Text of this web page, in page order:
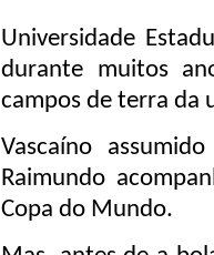
Universidade
durante muitos
campos de terra da
Vascaíno
Raimundo
Copa do Mundo.